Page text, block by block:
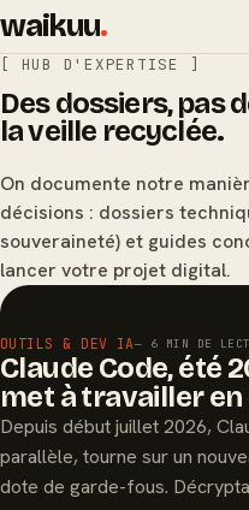
waikuu.
[ HUB D'EXPERTISE ]
Des dossiers, pas
la veille recyclée.
On documente notre
décisions : dossiers
souveraineté) et guides
lancer votre projet digital.
OUTILS & DEV IA— 6 MIN DE
Claude Code, été
met à travailler en
Depuis début juillet 2026,
parallèle, tourne sur un
dote de garde-fous.